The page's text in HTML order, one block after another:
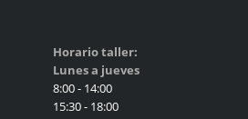
Horario taller:
Lunes a jueves
8:00 - 14:00
15:30 - 18:00